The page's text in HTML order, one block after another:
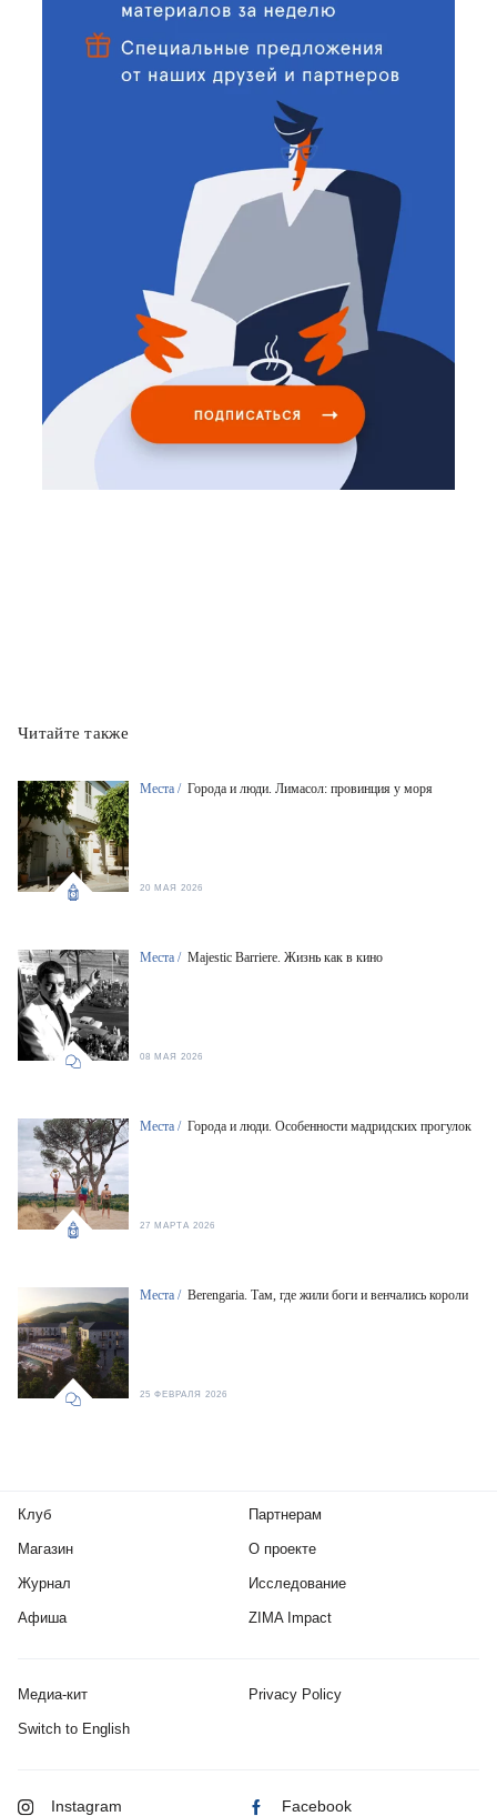
Читайте также
Места / Города и люди. Лимасол: провинция у моря
20 МАЯ 2026
Места / Majestic Barriere. Жизнь как в кино
08 МАЯ 2026
Места / Города и люди. Особенности мадридских прогулок
27 МАРТА 2026
Места / Berengaria. Там, где жили боги и венчались короли
25 ФЕВРАЛЯ 2026
Клуб
Магазин
Журнал
Афиша
Партнерам
О проекте
Исследование
ZIMA Impact
Медиа-кит Privacy Policy
Switch to English
Instagram Facebook